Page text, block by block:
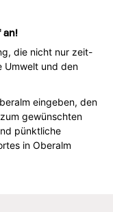
an!
die nicht nur zeit-
Umwelt und den
eingeben, den
gewünschten
pünktliche
in Oberalm